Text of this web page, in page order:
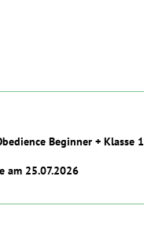
Beginner + Klasse 1
am 25.07.2026